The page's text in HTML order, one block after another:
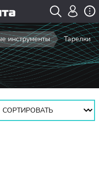
инструменты Тарелки